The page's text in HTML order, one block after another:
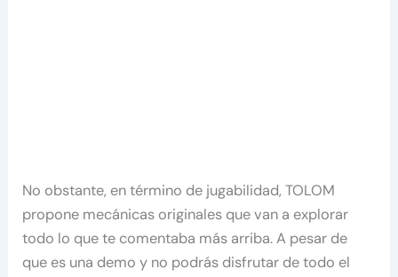
No obstante, en término de jugabilidad, TOLOM
propone mecánicas originales que van a explorar
todo lo que te comentaba más arriba. A pesar de
que es una demo y no podrás disfrutar de todo el